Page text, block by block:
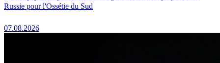
Russie pour l'Ossétie du Sud
07.08.2026